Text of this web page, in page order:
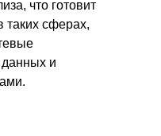
что готовит
таких сферах,
данных и